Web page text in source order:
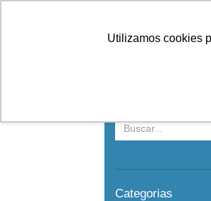
Utilizamos cookies
Categorias